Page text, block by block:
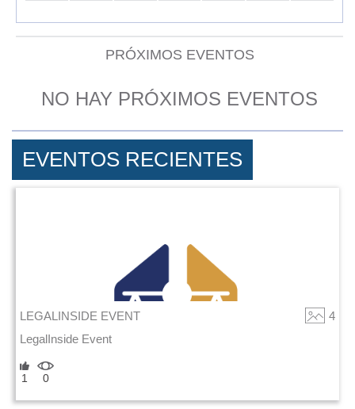
PRÓXIMOS EVENTOS
NO HAY PRÓXIMOS EVENTOS
EVENTOS RECIENTES
LEGALINSIDE EVENT
4
LegalInside Event
1 0